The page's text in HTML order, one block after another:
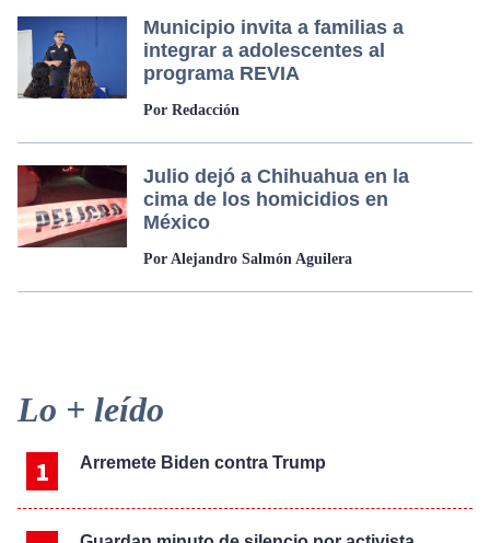
Municipio invita a familias a
integrar a adolescentes al
programa REVIA
Por Redacción
Julio dejó a Chihuahua en la
cima de los homicidios en
México
Por Alejandro Salmón Aguilera
Primary
Sidebar
Lo + leído
Arremete Biden contra Trump